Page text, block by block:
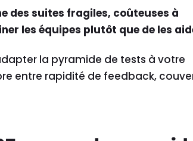
des suites fragiles, coûteuses à
les équipes plutôt que de les
la pyramide de tests à votre
entre rapidité de feedback,